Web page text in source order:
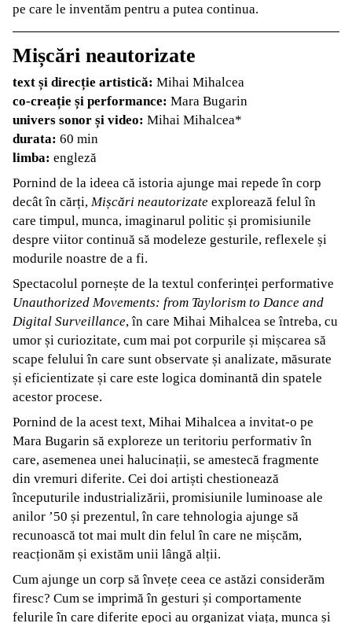
pe care le inventăm pentru a putea continua.
Mișcări neautorizate
text și direcție artistică: Mihai Mihalcea
co-creație și performance: Mara Bugarin
univers sonor și video: Mihai Mihalcea*
durata: 60 min
limba: engleză
Pornind de la ideea că istoria ajunge mai repede în corp
decât în cărți, Mișcări neautorizate explorează felul în
care timpul, munca, imaginarul politic și promisiunile
despre viitor continuă să modeleze gesturile, reflexele și
modurile noastre de a fi.
Spectacolul pornește de la textul conferinței performative
Unauthorized Movements: from Taylorism to Dance and
Digital Surveillance, în care Mihai Mihalcea se întreba, cu
umor și curiozitate, cum mai pot corpurile și mișcarea să
scape felului în care sunt observate și analizate, măsurate
și eficientizate și care este logica dominantă din spatele
acestor procese.
Pornind de la acest text, Mihai Mihalcea a invitat-o pe
Mara Bugarin să exploreze un teritoriu performativ în
care, asemenea unei halucinații, se amestecă fragmente
din vremuri diferite. Cei doi artiști chestionează
începuturile industrializării, promisiunile luminoase ale
anilor ’50 și prezentul, în care tehnologia ajunge să
recunoască tot mai mult din felul în care ne mișcăm,
reacționăm și existăm unii lângă alții.
Cum ajunge un corp să învețe ceea ce astăzi considerăm
firesc? Cum se imprimă în gesturi și comportamente
felurile în care diferite epoci au organizat viața, munca și